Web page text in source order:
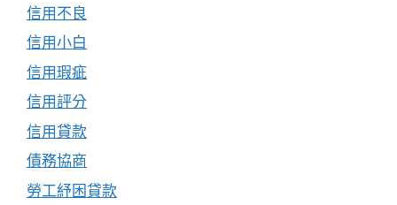
信用不良
信用小白
信用瑕疵
信用評分
信用貸款
債務協商
勞工紓困貸款